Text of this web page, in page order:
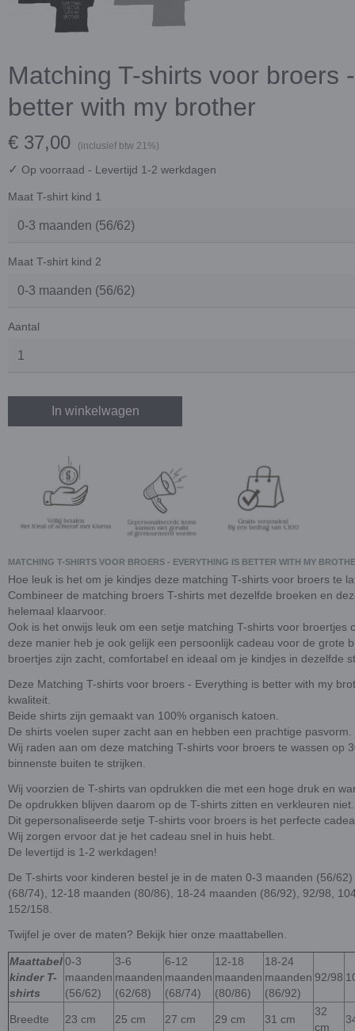
Matching T-shirts voor broers
better with my brother
€ 37,00 (inclusief btw 21%)
✓ Op voorraad - Levertijd 1-2 werkdagen
Maat T-shirt kind 1
Maat T-shirt kind 2
Aantal
In winkelwagen
MATCHING T-SHIRTS VOOR BROERS - EVERYTHING IS BETTER WITH MY
Hoe leuk is het om je kindjes deze matching T-shirts voor broers te
Combineer de matching broers T-shirts met dezelfde broeken en
helemaal klaarvoor.
Ook is het onwijs leuk om een setje matching T-shirts voor broertjes
deze manier heb je ook gelijk een persoonlijk cadeau voor de grote
broertjes zijn zacht, comfortabel en ideaal om je kindjes in dezelfde
Deze Matching T-shirts voor broers - Everything is better with my
kwaliteit.
Beide shirts zijn gemaakt van 100% organisch katoen.
De shirts voelen super zacht aan en hebben een prachtige pasvorm.
Wij raden aan om deze matching T-shirts voor broers te wassen op
binnenste buiten te strijken.
Wij voorzien de T-shirts van opdrukken die met een hoge druk en
De opdrukken blijven daarom op de T-shirts zitten en verkleuren niet.
Dit gepersonaliseerde setje T-shirts voor broers is het perfecte
Wij zorgen ervoor dat je het cadeau snel in huis hebt.
De levertijd is 1-2 werkdagen!
De T-shirts voor kinderen bestel je in de maten 0-3 maanden (56/
(68/74), 12-18 maanden (80/86), 18-24 maanden (86/92), 92/98,
152/158.
Twijfel je over de maten? Bekijk hier onze maattabellen.
Maattabel
kinder T-
shirts
0-3
maanden
(56/62)
3-6
maanden
(62/68)
6-12
maanden
(68/74)
12-18
maanden
(80/86)
18-24
maanden
(86/92)
92/98
Breedte 23 cm 25 cm 27 cm 29 cm 31 cm
32
cm